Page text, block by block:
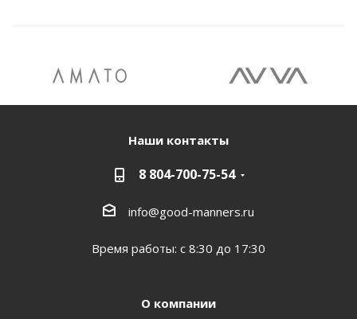
Наши контакты
8 804-700-75-54
info@good-manners.ru
Время работы: с 8:30 до 17:30
О компании